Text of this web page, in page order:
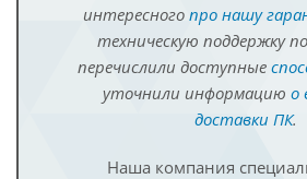
интересного про нашу
техническую поддержку
перечислили доступные
уточнили информацию о
доставки ПК.
Наша компания